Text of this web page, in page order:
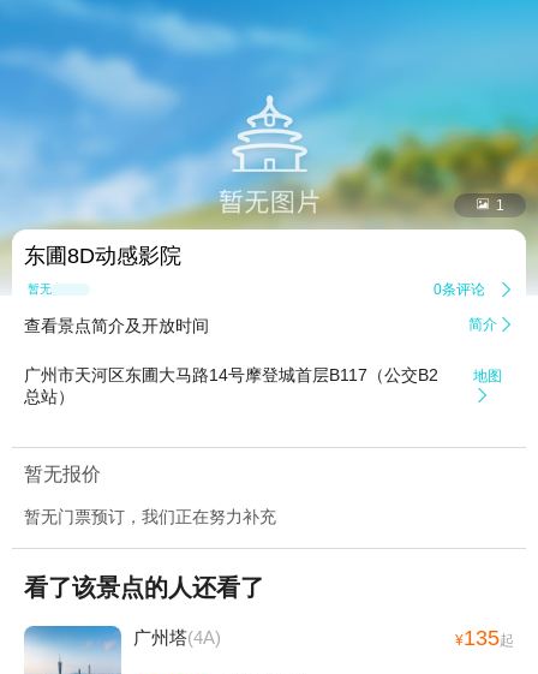
 1
东圃8D动感影院
暂无点评 0条评论 
查看景点简介及开放时间 简介 
广州市天河区东圃大马路14号摩登城首层B117（公交B2
总站）
地图

暂无报价
暂无门票预订，我们正在努力补充
看了该景点的人还看了
广州塔(4A) ¥135起